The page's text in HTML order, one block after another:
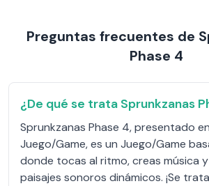
Preguntas frecuentes de
Phase 4
¿De qué se trata Sprunkzanas
Sprunkzanas Phase 4, presentado
Juego/Game, es un Juego/Game
donde tocas al ritmo, creas música
paisajes sonoros dinámicos. ¡Se